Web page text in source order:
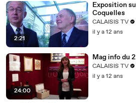
2:21
Exposition
Coquelles
CALAISIS TV
il y a 12 ans
24:00
Mag info du
CALAISIS TV
il y a 12 ans